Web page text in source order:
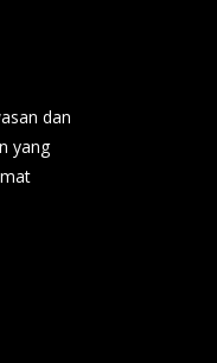
dan
yang